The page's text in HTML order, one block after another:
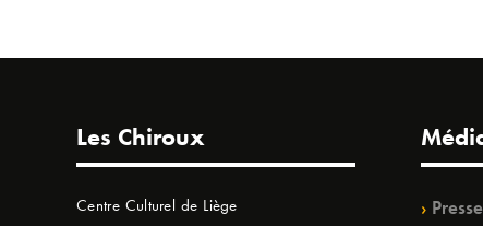
Les Chiroux
Centre Culturel de Liège
Presse